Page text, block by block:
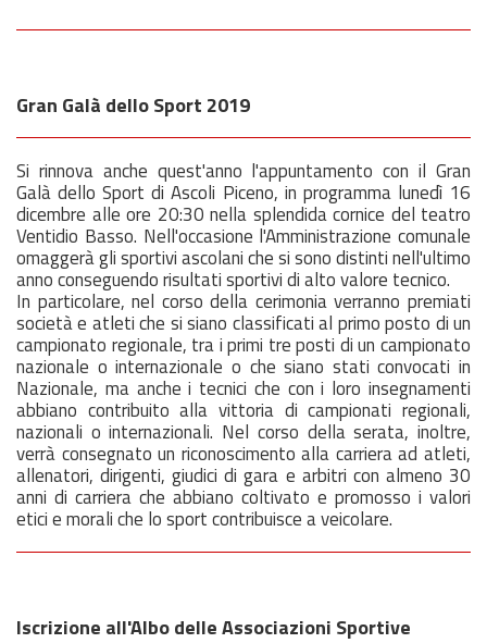
Gran Galà dello Sport 2019
Si rinnova anche quest'anno l'appuntamento con il Gran
Galà dello Sport di Ascoli Piceno, in programma lunedì 16
dicembre alle ore 20:30 nella splendida cornice del teatro
Ventidio Basso. Nell'occasione l'Amministrazione comunale
omaggerà gli sportivi ascolani che si sono distinti nell'ultimo
anno conseguendo risultati sportivi di alto valore tecnico.
In particolare, nel corso della cerimonia verranno premiati
società e atleti che si siano classificati al primo posto di un
campionato regionale, tra i primi tre posti di un campionato
nazionale o internazionale o che siano stati convocati in
Nazionale, ma anche i tecnici che con i loro insegnamenti
abbiano contribuito alla vittoria di campionati regionali,
nazionali o internazionali. Nel corso della serata, inoltre,
verrà consegnato un riconoscimento alla carriera ad atleti,
allenatori, dirigenti, giudici di gara e arbitri con almeno 30
anni di carriera che abbiano coltivato e promosso i valori
etici e morali che lo sport contribuisce a veicolare.
Iscrizione all'Albo delle Associazioni Sportive